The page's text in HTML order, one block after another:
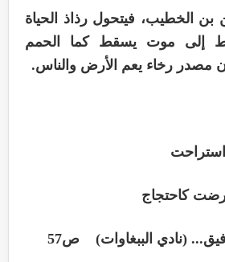
بن الخطيب، فيتحول رذاذ الحياة
إلى موت يسقط كما الحمم
مصدر رخاء يعم الأرض والناس.
استراحت
كاحتجاج
(نادي الببغاوات) ص57